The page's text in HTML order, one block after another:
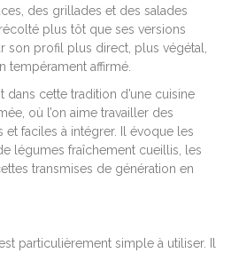
des grillades et des salades
, récolté plus tôt que ses versions
son profil plus direct, plus végétal,
tempérament affirmé.
dans cette tradition d’une cuisine
où l’on aime travailler des
et faciles à intégrer. Il évoque les
légumes fraîchement cueillis, les
transmises de génération en
particulièrement simple à utiliser. Il